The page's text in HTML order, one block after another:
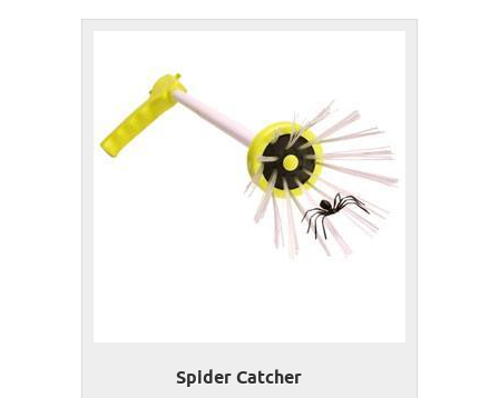
Spider Catcher